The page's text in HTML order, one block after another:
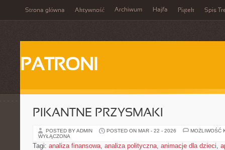
Strona główna Aktywność Archiwum Hajfa Piątek Spis
PATRONI
PIKANTNE PRZYSMAKI
POSTED BY ADMIN POSTED ON MAR - 22 - 2026
MOŻLIWOŚĆ
WYŁĄCZONA
Tagi: analiza finansowa, analiza polityczna, animacje dla dzieci,